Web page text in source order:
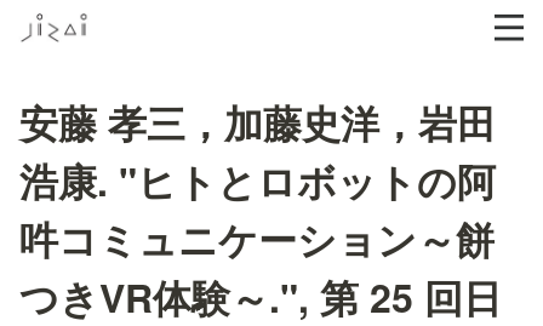
安藤 孝三，加藤史洋，岩田
浩康. "ヒトとロボットの阿
吽コミュニケーション～餅
つきVR体験～.", 第 25 回日